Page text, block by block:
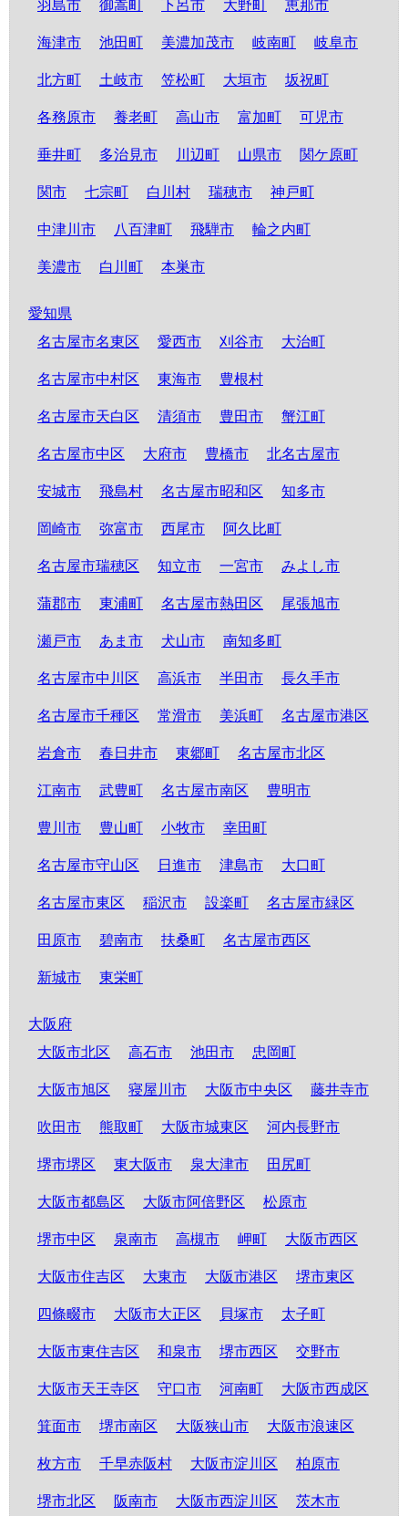
羽島市 御嵩町 下呂市 大野町 恵那市
海津市 池田町 美濃加茂市 岐南町 岐阜市
北方町 土岐市 笠松町 大垣市 坂祝町
各務原市 養老町 高山市 富加町 可児市
垂井町 多治見市 川辺町 山県市 関ケ原町
関市 七宗町 白川村 瑞穂市 神戸町
中津川市 八百津町 飛騨市 輪之内町
美濃市 白川町 本巣市
愛知県
名古屋市名東区
愛西市 刈谷市 大治町
名古屋市中村区 東海市 豊根村
名古屋市天白区 清須市 豊田市 蟹江町
名古屋市中区 大府市 豊橋市 北名古屋市
安城市 飛島村 名古屋市昭和区 知多市
岡崎市 弥富市 西尾市 阿久比町
名古屋市瑞穂区 知立市 一宮市 みよし市
蒲郡市 東浦町 名古屋市熱田区 尾張旭市
瀬戸市 あま市 犬山市 南知多町
名古屋市中川区 高浜市 半田市 長久手市
名古屋市千種区 常滑市 美浜町 名古屋市港区
岩倉市 春日井市 東郷町 名古屋市北区
江南市 武豊町 名古屋市南区 豊明市
豊川市 豊山町 小牧市 幸田町
名古屋市守山区 日進市 津島市 大口町
名古屋市東区 稲沢市 設楽町 名古屋市緑区
田原市 碧南市 扶桑町 名古屋市西区
新城市 東栄町
大阪府
大阪市北区
高石市 池田市 忠岡町
大阪市旭区 寝屋川市 大阪市中央区 藤井寺市
吹田市 熊取町 大阪市城東区 河内長野市
堺市堺区 東大阪市 泉大津市 田尻町
大阪市都島区 大阪市阿倍野区 松原市
堺市中区 泉南市 高槻市 岬町 大阪市西区
大阪市住吉区 大東市 大阪市港区 堺市東区
四條畷市 大阪市大正区 貝塚市 太子町
大阪市東住吉区 和泉市 堺市西区 交野市
大阪市天王寺区 守口市 河南町 大阪市西成区
箕面市 堺市南区 大阪狭山市 大阪市浪速区
枚方市 千早赤阪村 大阪市淀川区 柏原市
堺市北区 阪南市 大阪市西淀川区 茨木市